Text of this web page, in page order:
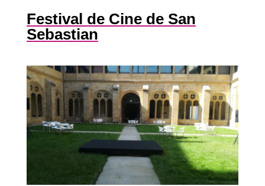
Festival de Cine de San
Sebastian